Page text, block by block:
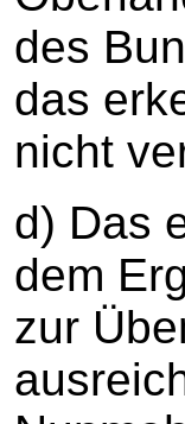
des
das
nicht
d) Das
dem
zur